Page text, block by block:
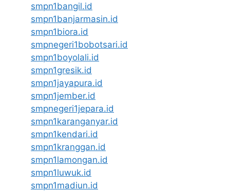
smpn1bangil.id
smpn1banjarmasin.id
smpn1biora.id
smpnegeri1bobotsari.id
smpn1boyolali.id
smpn1gresik.id
smpn1jayapura.id
smpn1jember.id
smpnegeri1jepara.id
smpn1karanganyar.id
smpn1kendari.id
smpn1kranggan.id
smpn1lamongan.id
smpn1luwuk.id
smpn1madiun.id